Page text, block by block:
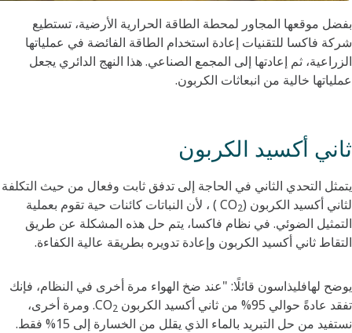
بفضل موقعها المجاور لمحطة الطاقة الحرارية الأرضية، تستطيع
شركة فاكسا للتقنيات إعادة استخدام الطاقة الفائضة في عملياتها
الزراعية، ثم إعادتها إلى المجمع الصناعي. هذا النهج الدائري يجعل
عملياتها خالية من انبعاثات الكربون.
ثاني أكسيد الكربون
يتمثل التحدي الثاني في الحاجة إلى تدفق ثابت وفعال من حيث التكلفة
لثاني أكسيد الكربون (CO2
) ، لأن النباتات كائنات حية تقوم بعملية
التمثيل الضوئي. في نظام فاكسا، يتم حل هذه المشكلة عن طريق
التقاط ثاني أكسيد الكربون وإعادة تدويره بطريقة عالية الكفاءة.
يوضح لهافليذاسون قائلًا: "عند ضخ الهواء مرة أخرى في النظام، فإنك
تفقد عادةً حوالي 95% من ثاني أكسيد الكربون CO
2
. ومرة أخرى،
نستفيد من حل التبريد بالماء الذي يقلل من الخسارة إلى 15% فقط.